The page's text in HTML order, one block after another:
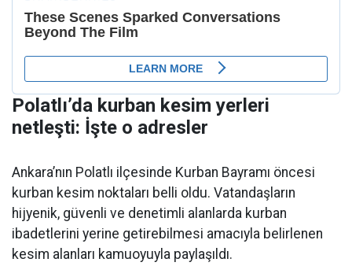
Polatlı’da kurban kesim yerleri
netleşti: İşte o adresler
Ankara’nın Polatlı ilçesinde Kurban Bayramı öncesi
kurban kesim noktaları belli oldu. Vatandaşların
hijyenik, güvenli ve denetimli alanlarda kurban
ibadetlerini yerine getirebilmesi amacıyla belirlenen
kesim alanları kamuoyuyla paylaşıldı.